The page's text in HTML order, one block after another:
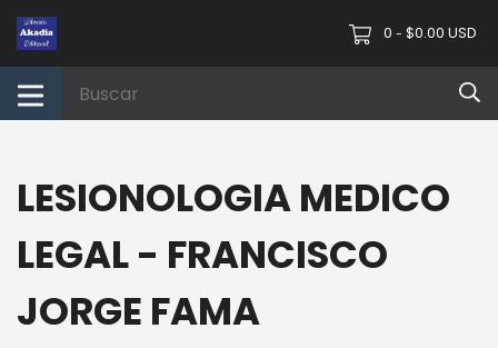
0 - $0.00 USD
LESIONOLOGIA MEDICO
LEGAL - FRANCISCO
JORGE FAMA